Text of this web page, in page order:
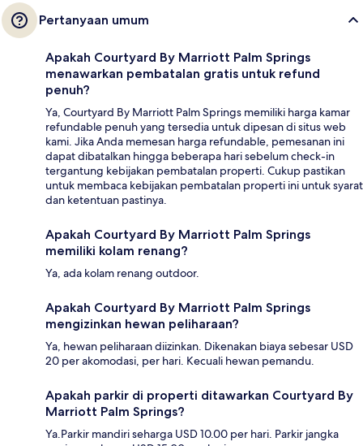
Pertanyaan umum
Apakah Courtyard By Marriott Palm Springs
menawarkan pembatalan gratis untuk refund
penuh?
Ya, Courtyard By Marriott Palm Springs memiliki harga kamar
refundable penuh yang tersedia untuk dipesan di situs web
kami. Jika Anda memesan harga refundable, pemesanan ini
dapat dibatalkan hingga beberapa hari sebelum check-in
tergantung kebijakan pembatalan properti. Cukup pastikan
untuk membaca kebijakan pembatalan properti ini untuk syarat
dan ketentuan pastinya.
Apakah Courtyard By Marriott Palm Springs
memiliki kolam renang?
Ya, ada kolam renang outdoor.
Apakah Courtyard By Marriott Palm Springs
mengizinkan hewan peliharaan?
Ya, hewan peliharaan diizinkan. Dikenakan biaya sebesar USD
20 per akomodasi, per hari. Kecuali hewan pemandu.
Apakah parkir di properti ditawarkan Courtyard By
Marriott Palm Springs?
Ya.Parkir mandiri seharga USD 10.00 per hari. Parkir jangka